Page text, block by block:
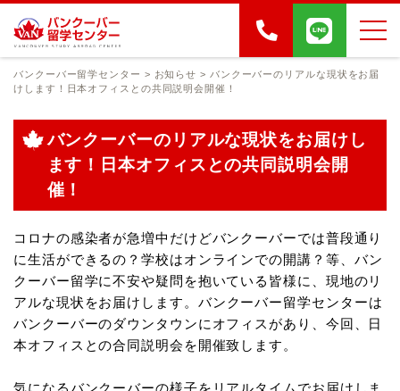
バンクーバー留学センター > お知らせ > バンクーバーのリアルな現状をお届
けします！日本オフィスとの共同説明会開催！
バンクーバーのリアルな現状をお届けし
ます！日本オフィスとの共同説明会開
催！
コロナの感染者が急増中だけどバンクーバーでは普段通り
に生活ができるの？学校はオンラインでの開講？等、 バン
クーバー留学に不安や疑問を抱いている皆様に、現地のリ
アルな現状をお届けします。 バンクーバー留学センターは
バンクーバーのダウンタウンにオフィスがあり、今回、日
本オフィスとの合同説明会を開催致します。
気になるバンクーバーの様子をリアルタイムでお届けしま